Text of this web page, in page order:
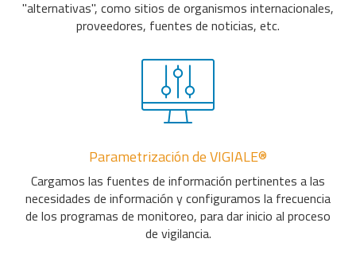
"alternativas", como sitios de organismos internacionales,
proveedores, fuentes de noticias, etc.
Parametrización de VIGIALE®
Cargamos las fuentes de información pertinentes a las
necesidades de información y configuramos la frecuencia
de los programas de monitoreo, para dar inicio al proceso
de vigilancia.